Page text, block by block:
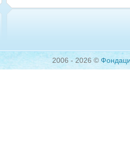
2006 - 2026 ©